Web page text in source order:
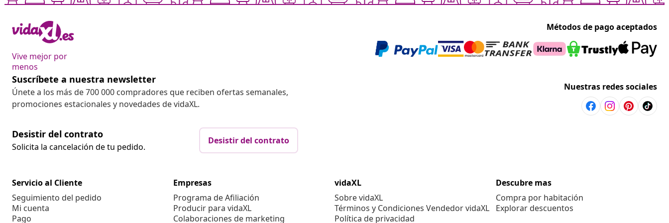
Vive mejor por
menos
Métodos de pago aceptados
Suscríbete a nuestra newsletter
Únete a los más de 700 000 compradores que reciben ofertas semanales,
promociones estacionales y novedades de vidaXL.
Nuestras redes sociales
Desistir del contrato
Solicita la cancelación de tu pedido.
Desistir del contrato
Servicio al Cliente
Seguimiento del pedido
Mi cuenta
Pago
Empresas
Programa de Afiliación
Producir para vidaXL
Colaboraciones de marketing
vidaXL
Sobre vidaXL
Términos y Condiciones Vendedor vidaXL
Política de privacidad
Descubre mas
Compra por habitación
Explorar descuentos